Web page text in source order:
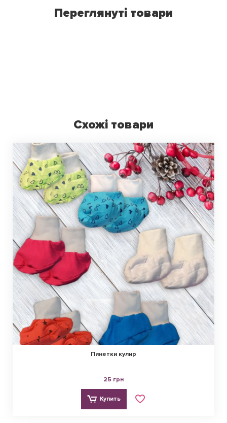
Переглянуті товари
Схожі товари
Пинетки кулир
25 грн
Купить